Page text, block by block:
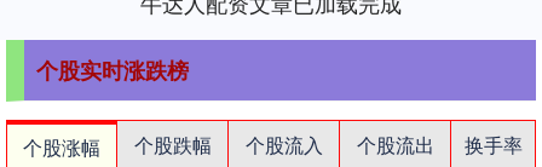
个股实时涨跌榜
个股涨幅 个股跌幅 个股流入 个股流出
换手率